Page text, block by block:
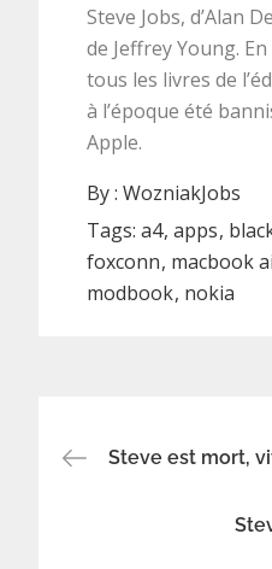
Steve Jobs, d’Alan
de Jeffrey Young.
tous les livres de
à l’époque été
Apple.
By :WozniakJobs
Tags:a4 apps
foxconn macbook
modbook nokia
Steve est mort,